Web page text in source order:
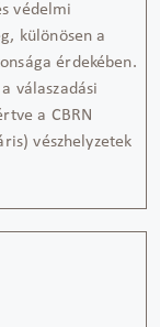
védelmi
különösen a
érdekében.
válaszadási
a CBRN
vészhelyzetek